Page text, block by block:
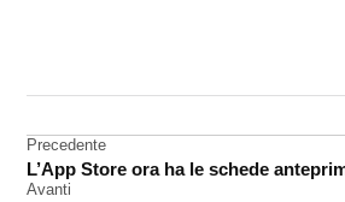
Samsung
Tv
Navigazione
articoli
Precedente
L’App Store ora ha le schede
Avanti